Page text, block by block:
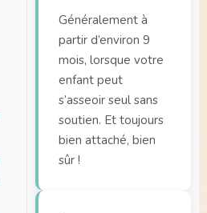
Généralement à
partir d’environ 9
mois, lorsque votre
enfant peut
s’asseoir seul sans
soutien. Et toujours
bien attaché, bien
sûr !